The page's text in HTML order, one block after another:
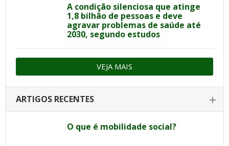
A condição silenciosa que atinge
1,8 bilhão de pessoas e deve
agravar problemas de saúde até
2030, segundo estudos
VEJA MAIS
ARTIGOS RECENTES
O que é mobilidade social?